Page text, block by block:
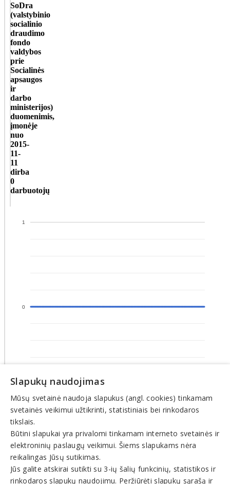
SoDra
(valstybinio
socialinio
draudimo
fondo
valdybos
prie
Socialinės
apsaugos
ir
darbo
ministerijos)
duomenimis,
įmonėje
nuo
2015-
11-
11
dirba
0
darbuotojų
2025-08-082025-08-212025-09-032025-09-162025-09-292025-10-122025-10-252025-11-072025-11-202025-12-032025-12-162025-12-292026-01-112026-01-242026-02-062026-02-192026-03-042026-03-172026-03-302026-04-122026-04-252026-05-082026-05-212026-06-032026-06-162026-06-292026-07-122026-07-25
0
1
© INFOMINTA, UAB. Visos teisės saugomos. Telefonas+370
6900 1551. El. paštasinfo@1551.info
Pagrindinis
Slapukų naudojimas
Mūsų svetainė naudoja slapukus (angl. cookies) tinkamam
svetainės veikimui užtikrinti, statistiniais bei rinkodaros
tikslais.
Būtini slapukai yra privalomi tinkamam interneto svetainės ir
elektroninių paslaugų veikimui. Šiems slapukams nėra
reikalingas Jūsų sutikimas.
Jūs galite atskirai sutikti su 3-ių šalių funkcinių, statistikos ir
rinkodaros slapukų naudojimu. Peržiūrėti slapukų sąrašą ir